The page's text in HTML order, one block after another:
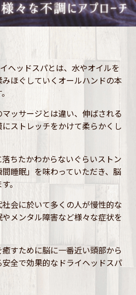
ヘッドスパとは、 水やオイルを
ほぐしていくオールハンドの本
ッサージとは違い、伸ばされる
ストレッチをかけて柔らかくし
ちたかわからないぐらいストン
間睡眠」を味わっていただき、脳
。
会に於いて多くの人が慢性的な
メンタル障害など様々な症状を
すために脳に一番近い頭部から
安全で効果的なドライヘッドスパ